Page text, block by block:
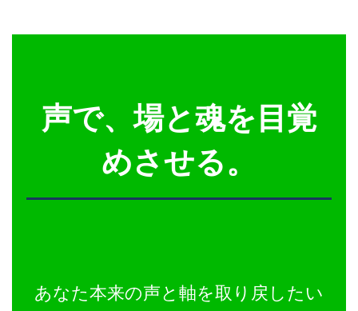
声で、場と魂を目覚
めさせる。
あなた本来の声と軸を取り戻したい